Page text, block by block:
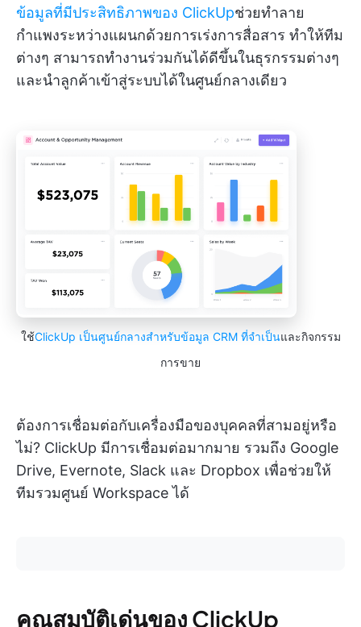
ข้อมูลที่มีประสิทธิภาพของ ClickUpช่วยทำลาย
กำแพงระหว่างแผนกด้วยการเร่งการสื่อสาร ทำให้ทีม
ต่างๆ สามารถทำงานร่วมกันได้ดีขึ้นในธุรกรรมต่างๆ
และนำลูกค้าเข้าสู่ระบบได้ในศูนย์กลางเดียว
ใช้ClickUp เป็นศูนย์กลางสำหรับข้อมูล CRM ที่จำเป็นและกิจกรรม
การขาย
ต้องการเชื่อมต่อกับเครื่องมือของบุคคลที่สามอยู่หรือ
ไม่? ClickUp มีการเชื่อมต่อมากมาย รวมถึง Google
Drive, Evernote, Slack และ Dropbox เพื่อช่วยให้
ทีมรวมศูนย์ Workspace ได้
คุณสมบัติเด่นของ ClickUp